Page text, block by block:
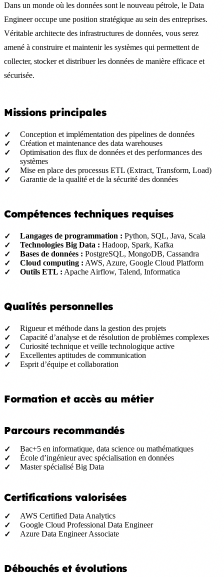
Dans un monde où les données sont le nouveau pétrole, le Data
Engineer occupe une position stratégique au sein des entreprises.
Véritable architecte des infrastructures de données, vous serez
amené à construire et maintenir les systèmes qui permettent de
collecter, stocker et distribuer les données de manière efficace et
sécurisée.
Missions principales
Conception et implémentation des pipelines de données
Création et maintenance des data warehouses
Optimisation des flux de données et des performances des
systèmes
Mise en place des processus ETL (Extract, Transform, Load)
Garantie de la qualité et de la sécurité des données
Compétences techniques requises
Langages de programmation : Python, SQL, Java, Scala
Technologies Big Data : Hadoop, Spark, Kafka
Bases de données : PostgreSQL, MongoDB, Cassandra
Cloud computing : AWS, Azure, Google Cloud Platform
Outils ETL : Apache Airflow, Talend, Informatica
Qualités personnelles
Rigueur et méthode dans la gestion des projets
Capacité d’analyse et de résolution de problèmes complexes
Curiosité technique et veille technologique active
Excellentes aptitudes de communication
Esprit d’équipe et collaboration
Formation et accès au métier
Parcours recommandés
Bac+5 en informatique, data science ou mathématiques
École d’ingénieur avec spécialisation en données
Master spécialisé Big Data
Certifications valorisées
AWS Certified Data Analytics
Google Cloud Professional Data Engineer
Azure Data Engineer Associate
Débouchés et évolutions